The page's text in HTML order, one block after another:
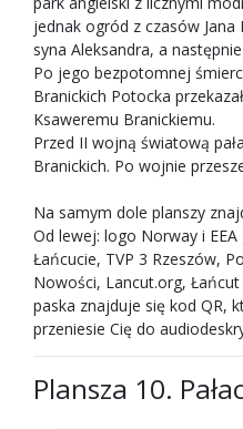
jednak ogród z czasów Jana
syna Aleksandra, a
Po jego bezpotomnej
Branickich Potocka
Ksaweremu Branickiemu.
Przed II wojną światową
Branickich. Po wojnie
Na samym dole planszy
Od lewej: logo Norway i
Łańcucie, TVP 3 Rzeszów,
Nowości, Lancut.org,
paska znajduje się kod QR,
przeniesie Cię do
Plansza 10.